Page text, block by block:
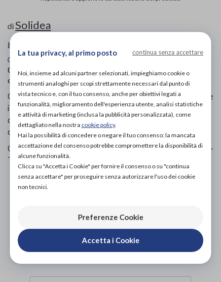
di Solidea
gambaletto a compressione graduata
Codice OTGP: SO6AQ20324
052670
| Categoria: Prodotti ortopedici » Collant e calze
contenitive
A compressione graduata
Gambaletto con trama della maglia molto fine che rende
il tessuto estremamente soffice, leggero e traspirante,
con una leggera compressione che fa aderire bene la
calza all'arto
Collant realizzati in Italia con materiali certificati OEKO-
TEX, di prima qualità
PROVA E ACQUISTA IN NEGOZIO
PROVA E NOLEGGIA IN NEGOZIO
NON DISPONIBILE
ACQUISTA ONLINE
36,50€
La tua privacy, al primo posto continua senza accettare
Noi, insieme ad alcuni partner selezionati, impieghiamo cookie o
strumenti analoghi per scopi strettamente necessari dal punto di
vista tecnico e, con il tuo consenso, anche per obiettivi legati a
funzionalità, miglioramento dell'esperienza utente, analisi statistiche
e attività di marketing (inclusa la pubblicità personalizzata), come
dettagliato nella nostra cookie policy.
Hai la possibilità di concedere o negare il tuo consenso: la mancata
accettazione del consenso potrebbe compromettere la disponibilità di
alcune funzionalità.
Clicca su "Accetta i Cookie" per fornire il consenso o su "continua
senza accettare" per proseguire senza autorizzare l'uso dei cookie
non tecnici.
Preferenze Cookie
Accetta i Cookie